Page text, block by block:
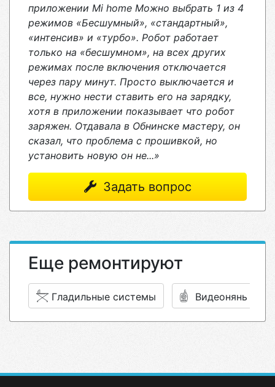
приложении Mi home Можно выбрать 1 из 4
режимов «Бесшумный», «стандартный»,
«интенсив» и «турбо». Робот работает
только на «бесшумном», на всех других
режимах после включения отключается
через пару минут. Просто выключается и
все, нужно нести ставить его на зарядку,
хотя в приложении показывает что робот
заряжен. Отдавала в Обнинске мастеру, он
сказал, что проблема с прошивкой, но
установить новую он не...»
Задать вопрос
Еще ремонтируют
Гладильные системы Видеонянь